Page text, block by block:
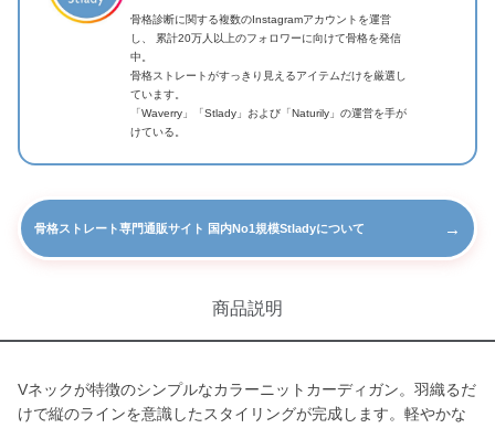
骨格診断に関する複数のInstagramアカウントを運営
し、 累計20万人以上のフォロワーに向けて骨格を発信
中。
骨格ストレートがすっきり見えるアイテムだけを厳選し
ています。
「Waverry」「Stlady」および「Naturily」の運営を手が
けている。
骨格ストレート専門通販サイト 国内No1規模Stladyについて →
商品説明
Vネックが特徴のシンプルなカラーニットカーディガン。羽織るだ
けで縦のラインを意識したスタイリングが完成します。軽やかな